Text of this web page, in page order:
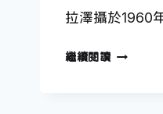
拉澤攝於1960
繼續閱讀發